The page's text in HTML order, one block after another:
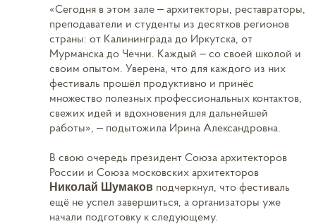
«Сегодня в этом зале – архитекторы, реставраторы,
преподаватели и студенты из десятков регионов
страны: от Калининграда до Иркутска, от
Мурманска до Чечни. Каждый – со своей школой и
своим опытом. Уверена, что для каждого из них
фестиваль прошёл продуктивно и принёс
множество полезных профессиональных контактов,
свежих идей и вдохновения для дальнейшей
работы», – подытожила Ирина Александровна.
В свою очередь президент Союза архитекторов
России и Союза московских архитекторов
Николай Шумаков подчеркнул, что фестиваль
ещё не успел завершиться, а организаторы уже
начали подготовку к следующему.